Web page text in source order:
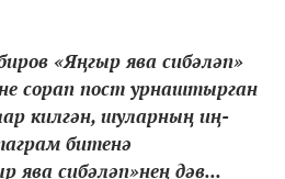
«Яңгыр ява сибәләп»
сорап пост урнаштырган
килгән, шуларның иң-
битенә
сибәләп»нең дәв...